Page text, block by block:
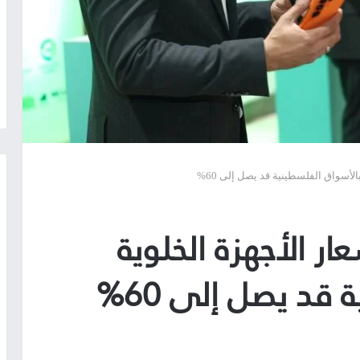
الفلسطينية قد يصل إلى 60%
الأجهزة الخلوية
يصل إلى 60%